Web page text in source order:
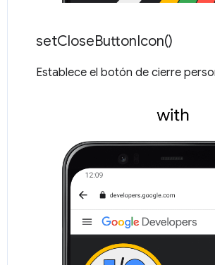
setCloseButtonIcon()
Establece el botón de cierre